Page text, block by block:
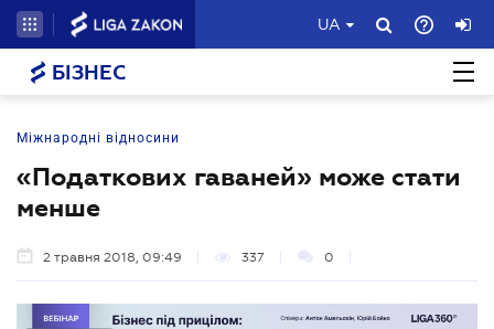
UA
БІЗНЕС
Міжнародні відносини
«Податкових гаваней» може стати
менше
2 травня 2018, 09:49 337 0